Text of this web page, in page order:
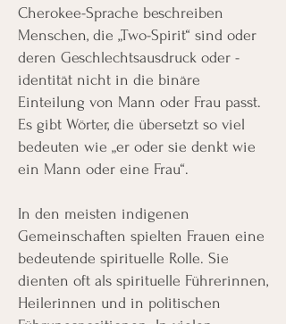
Cherokee-Sprache beschreiben
Menschen, die „Two-Spirit“ sind oder
deren Geschlechtsausdruck oder -
identität nicht in die binäre
Einteilung von Mann oder Frau passt.
Es gibt Wörter, die übersetzt so viel
bedeuten wie „er oder sie denkt wie
ein Mann oder eine Frau“.
In den meisten indigenen
Gemeinschaften spielten Frauen eine
bedeutende spirituelle Rolle. Sie
dienten oft als spirituelle Führerinnen,
Heilerinnen und in politischen